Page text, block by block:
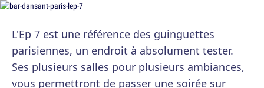
L'Ep 7 est une référence des guinguettes
parisiennes, un endroit à absolument tester.
Ses plusieurs salles pour plusieurs ambiances,
vous permettront de passer une soirée sur